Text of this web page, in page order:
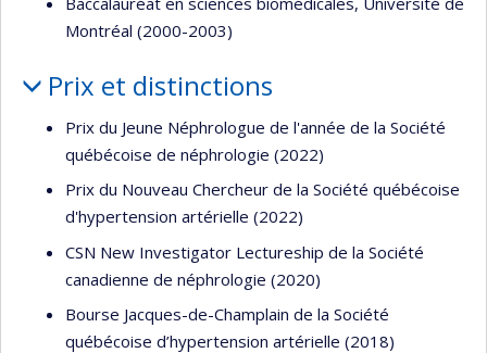
Montréal (2000-2003)
Prix et distinctions
Prix du Jeune Néphrologue de l'année de la Société
québécoise de néphrologie (2022)
Prix du Nouveau Chercheur de la Société québécoise
d'hypertension artérielle (2022)
CSN New Investigator Lectureship de la Société
canadienne de néphrologie (2020)
Bourse Jacques-de-Champlain de la Société
québécoise d’hypertension artérielle (2018)